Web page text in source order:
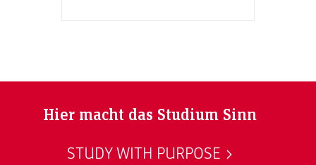
Hier macht das Studium Sinn
STUDY WITH PURPOSE